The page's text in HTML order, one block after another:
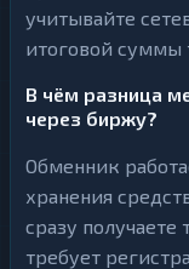
учитывайте
итоговой суммы
В чём разница
через биржу?
Обменник
хранения
сразу
требует